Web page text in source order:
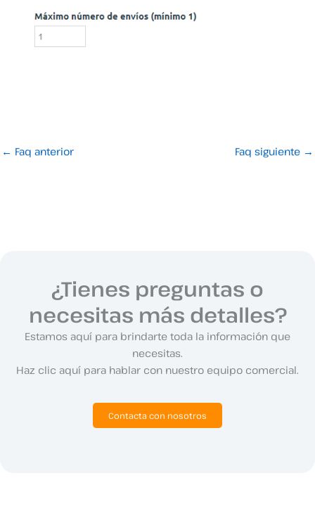
← Faq anterior Faq siguiente →
¿Tienes preguntas o
necesitas más detalles?
Estamos aquí para brindarte toda la información que
necesitas.
Haz clic aquí para hablar con nuestro equipo comercial.
Contacta con nosotros